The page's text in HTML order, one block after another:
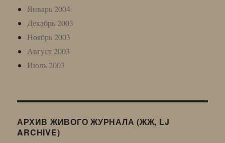
Январь 2004
Декабрь 2003
Ноябрь 2003
Август 2003
Июль 2003
АРХИВ ЖИВОГО ЖУРНАЛА (ЖЖ, LJ
ARCHIVE)